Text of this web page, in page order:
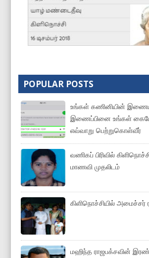
POPULAR POSTS
உங்கள் கணினியின்
இணைப்பினை உங்கள்
எவ்வாறு பெற்றுகொள்வீர்
வணிகப் பிரிவில்
மாணவி முதலிடம்
கிளிநொச்சியில் அமைச்சர்
மஹிந்த ராஜபக்சவின்